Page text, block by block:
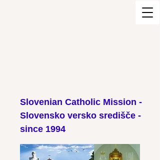
Slovenian Catholic Mission -
Slovensko versko središče -
since 1994